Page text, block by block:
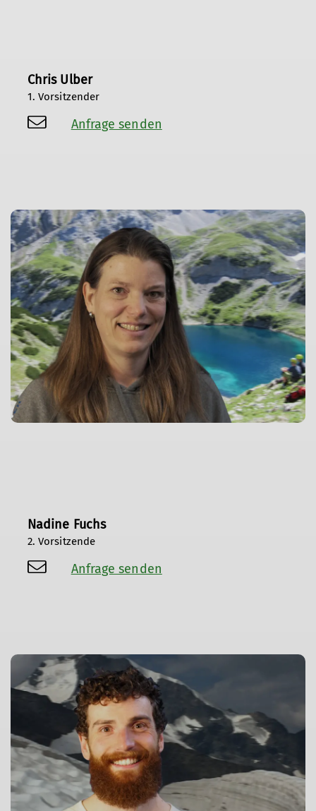
Chris Ulber
1. Vorsitzender
Anfrage senden
Nadine Fuchs
2. Vorsitzende
Anfrage senden